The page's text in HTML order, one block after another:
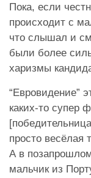
Пока, если
происходит с
что слышал и
были более
харизмы
“Евровидение”
каких-то супер
просто весёлая
А в
мальчик из